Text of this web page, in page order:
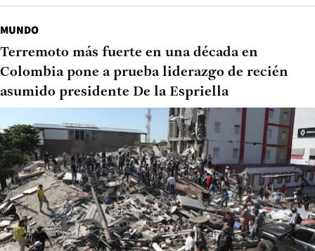
MUNDO
Terremoto más fuerte en una década en
Colombia pone a prueba liderazgo de recién
asumido presidente De la Espriella